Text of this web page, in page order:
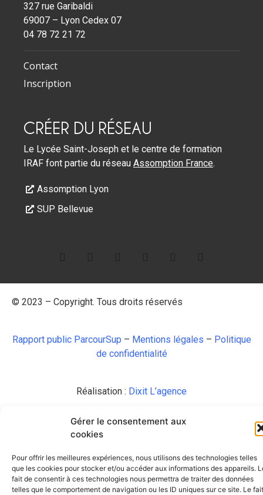
Gérer le consentement aux
cookies
Pour offrir les meilleures expériences, nous utilisons des technologies telles
que les cookies pour stocker et/ou accéder aux informations des appareils.
fait de consentir à ces technologies nous permettra de traiter des données
telles que le comportement de navigation ou les ID uniques sur ce site. Le fait
327 rue Garibaldi
69007 – Lyon Cedex 07
04 78 72 21 72
Contact
Inscription
CRÉER DU RÉSEAU
Le Lycée Saint-Joseph et le centre de formation
IRAF font partie du réseau Assomption France.
Assomption Lyon
SUP Bellevue
© 2023 – Copyright. Tous droits réservés
Rapport public ParcourSup – Mentions légales – Politique
de confidentialité
Réalisation : Dixit L’agence